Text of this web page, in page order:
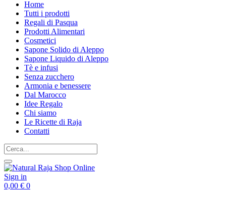
Home
Tutti i prodotti
Regali di Pasqua
Prodotti Alimentari
Cosmetici
Sapone Solido di Aleppo
Sapone Liquido di Aleppo
Tè e infusi
Senza zucchero
Armonia e benessere
Dal Marocco
Idee Regalo
Chi siamo
Le Ricette di Raja
Contatti
Sign in
0,00 € 0